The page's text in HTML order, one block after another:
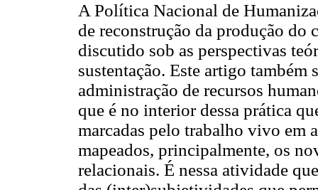
A Política Nacional de
de reconstrução da produção do
discutido sob as perspectivas
sustentação. Este artigo
administração de recursos
que é no interior dessa prática
marcadas pelo trabalho vivo em
mapeados, principalmente, os
relacionais. É nessa atividade